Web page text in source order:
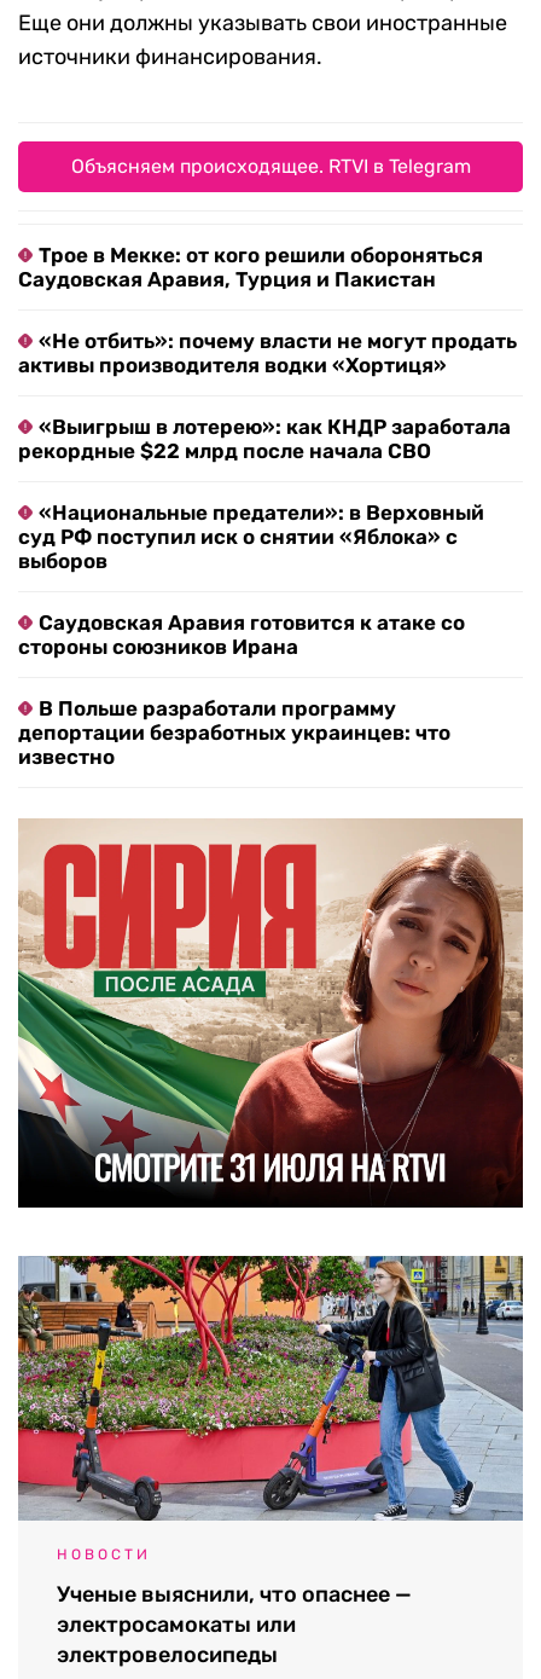
Еще они должны указывать свои иностранные
источники финансирования.
Объясняем происходящее. RTVI в Telegram
Трое в Мекке: от кого решили обороняться
Саудовская Аравия, Турция и Пакистан
«Не отбить»: почему власти не могут продать
активы производителя водки «Хортиця»
«Выигрыш в лотерею»: как КНДР заработала
рекордные $22 млрд после начала СВО
«Национальные предатели»: в Верховный
суд РФ поступил иск о снятии «Яблока» с
выборов
Саудовская Аравия готовится к атаке со
стороны союзников Ирана
В Польше разработали программу
депортации безработных украинцев: что
известно
НОВОСТИ
Ученые выяснили, что опаснее —
электросамокаты или
электровелосипеды